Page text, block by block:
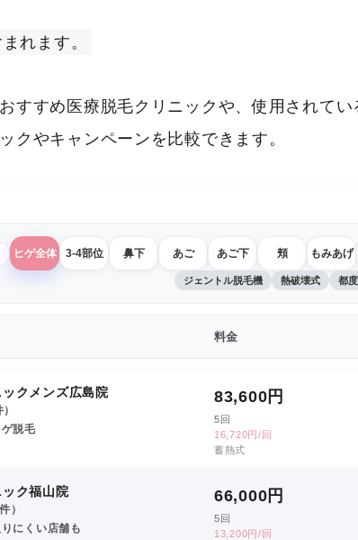
れます。
すすめ医療脱毛クリニックや、使用されて
クやキャンペーンを比較できます。
ヒゲ全体 3-4部位 鼻下 あご あご下 頬 もみあげ
ジェントル脱毛機 熱破壊式 都
料金
クメンズ広島院
脱毛
83,600 円
5回
16,720円/回
蓄熱式
ク福山院
）
にくい店舗も
66,000 円
5回
13,200円/回